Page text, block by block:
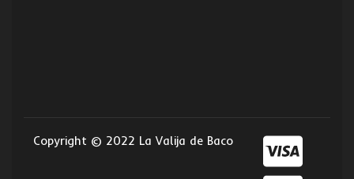
Copyright © 2022 La Valija de Baco